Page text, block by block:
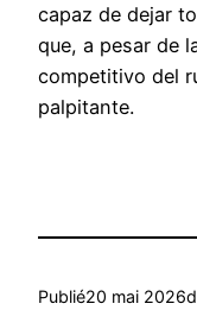
capaz de dejar
que, a pesar de
competitivo del
palpitante.
Publié20 mai 2026